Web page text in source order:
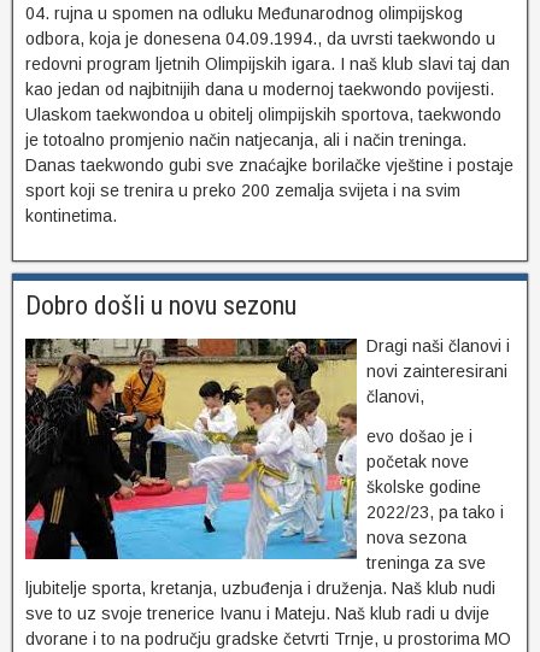
04. rujna u spomen na odluku Međunarodnog olimpijskog
odbora, koja je donesena 04.09.1994., da uvrsti taekwondo u
redovni program ljetnih Olimpijskih igara. I naš klub slavi taj dan
kao jedan od najbitnijih dana u modernoj taekwondo povijesti.
Ulaskom taekwondoa u obitelj olimpijskih sportova, taekwondo
je totoalno promjenio način natjecanja, ali i način treninga.
Danas taekwondo gubi sve znaćajke borilačke vještine i postaje
sport koji se trenira u preko 200 zemalja svijeta i na svim
kontinetima.
Dobro došli u novu sezonu
Dragi naši članovi i
novi zainteresirani
članovi,
evo došao je i
početak nove
školske godine
2022/23, pa tako i
nova sezona
treninga za sve
ljubitelje sporta, kretanja, uzbuđenja i druženja. Naš klub nudi
sve to uz svoje trenerice Ivanu i Mateju. Naš klub radi u dvije
dvorane i to na području gradske četvrti Trnje, u prostorima MO